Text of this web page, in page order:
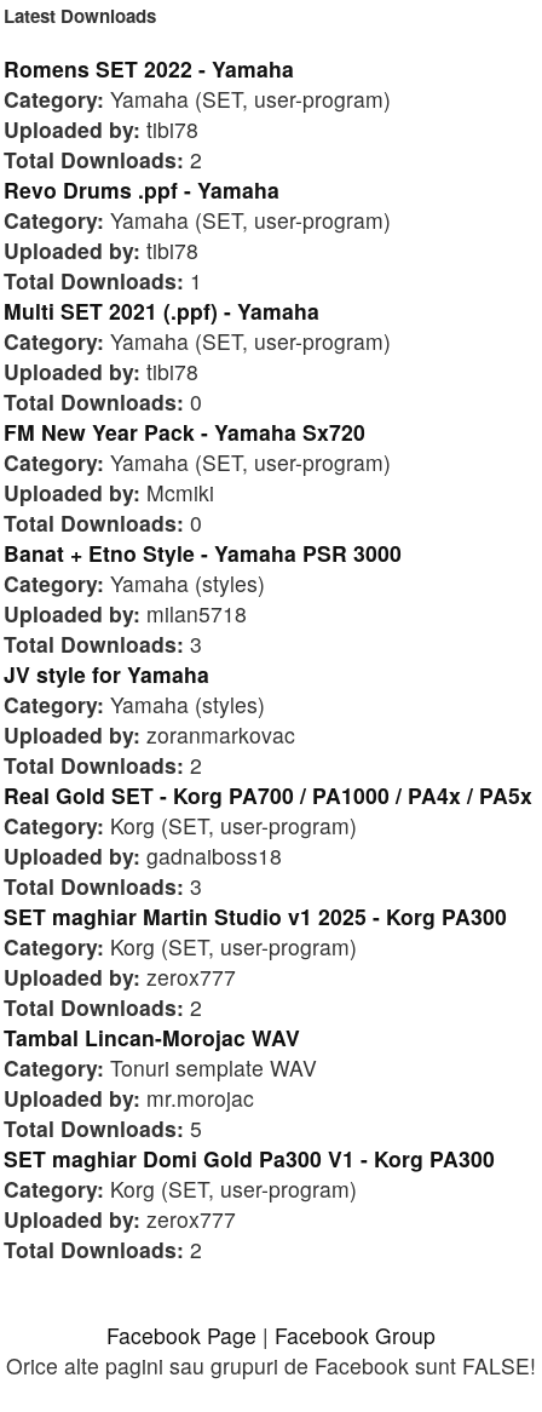
Latest Downloads
Romens SET 2022 - Yamaha
Category: Yamaha (SET, user-program)
Uploaded by: tibi78
Total Downloads: 2
Revo Drums .ppf - Yamaha
Category: Yamaha (SET, user-program)
Uploaded by: tibi78
Total Downloads: 1
Multi SET 2021 (.ppf) - Yamaha
Category: Yamaha (SET, user-program)
Uploaded by: tibi78
Total Downloads: 0
FM New Year Pack - Yamaha Sx720
Category: Yamaha (SET, user-program)
Uploaded by: Mcmiki
Total Downloads: 0
Banat + Etno Style - Yamaha PSR 3000
Category: Yamaha (styles)
Uploaded by: milan5718
Total Downloads: 3
JV style for Yamaha
Category: Yamaha (styles)
Uploaded by: zoranmarkovac
Total Downloads: 2
Real Gold SET - Korg PA700 / PA1000 / PA4x / PA5x
Category: Korg (SET, user-program)
Uploaded by: gadnaiboss18
Total Downloads: 3
SET maghiar Martin Studio v1 2025 - Korg PA300
Category: Korg (SET, user-program)
Uploaded by: zerox777
Total Downloads: 2
Tambal Lincan-Morojac WAV
Category: Tonuri semplate WAV
Uploaded by: mr.morojac
Total Downloads: 5
SET maghiar Domi Gold Pa300 V1 - Korg PA300
Category: Korg (SET, user-program)
Uploaded by: zerox777
Total Downloads: 2
Facebook Page | Facebook Group
Orice alte pagini sau grupuri de Facebook sunt FALSE!